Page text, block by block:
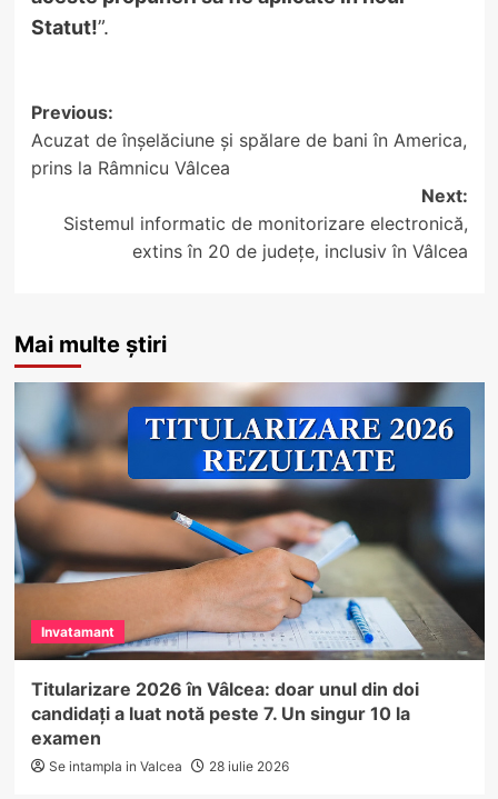
Statut!”.
Post
navigation
Previous:
Acuzat de înșelăciune și spălare de bani în America,
prins la Râmnicu Vâlcea
Next:
Sistemul informatic de monitorizare electronică,
extins în 20 de județe, inclusiv în Vâlcea
Mai multe știri
Invatamant
Titularizare 2026 în Vâlcea: doar unul din doi
candidați a luat notă peste 7. Un singur 10 la
examen
Se intampla in Valcea 28 iulie 2026